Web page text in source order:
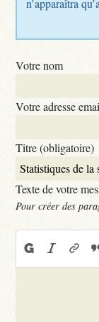
n’apparaîtra
Votre nom
Votre adresse
Titre (obligatoire)
Texte de votre
Pour créer des